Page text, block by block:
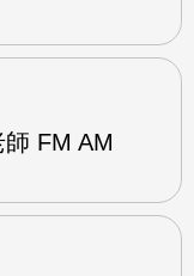
FM AM